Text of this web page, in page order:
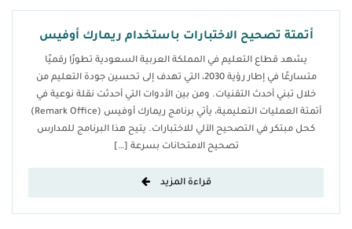
أتمتة تصحيح الاختبارات باستخدام ريمارك أوفيس
يشهد قطاع التعليم في المملكة العربية السعودية تطورًا رقميًا
متسارعًا في إطار رؤية 2030، التي تهدف إلى تحسين جودة التعليم من
خلال تبني أحدث التقنيات. ومن بين الأدوات التي أحدثت نقلة نوعية في
أتمتة العمليات التعليمية، يأتي برنامج ريمارك أوفيس (Remark Office)
كحل مبتكر في التصحيح الآلي للاختبارات. يتيح هذا البرنامج للمدارس
تصحيح الامتحانات بسرعة […]
قراءة المزيد